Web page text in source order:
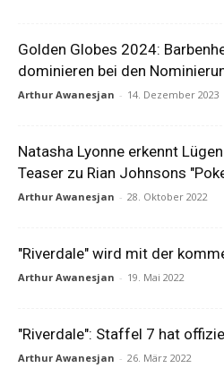
Golden Globes 2024:
dominieren bei den
Arthur Awanesjan - 14. Dezember 2023
Natasha Lyonne erkennt
Teaser zu Rian Johnsons
Arthur Awanesjan - 28. Oktober 2022
"Riverdale" wird mit der
Arthur Awanesjan - 19. Mai 2022
"Riverdale": Staffel 7 hat
Arthur Awanesjan - 26. März 2022